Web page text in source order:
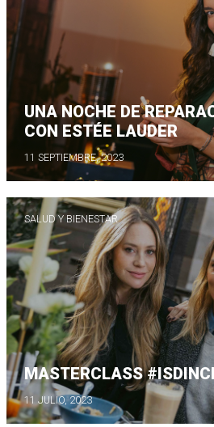
UNA NOCHE DE
CON ESTÉE LAUDER
11 SEPTIEMBRE, 2023
SALUD Y BIENESTAR
MASTERCLASS
11 JULIO, 2023